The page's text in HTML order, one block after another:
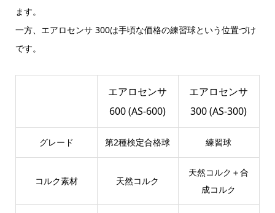
ます。
一方、エアロセンサ 300は手頃な価格の練習球という位置づけ
です。
エアロセンサ
600 (AS-600)
エアロセンサ
300 (AS-300)
グレード 第2種検定合格球 練習球
コルク素材 天然コルク
天然コルク＋合
成コルク